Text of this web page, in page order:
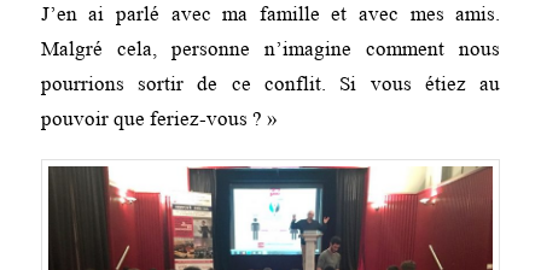
J’en ai parlé avec ma famille et avec mes amis.
Malgré cela, personne n’imagine comment nous
pourrions sortir de ce conflit. Si vous étiez au
pouvoir que feriez-vous ? »